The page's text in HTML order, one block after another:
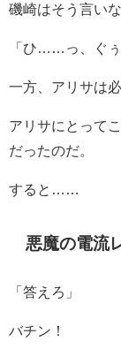
磯崎はそう言い
「ひ……っ、ぐ
一方、アリサは
アリサにとって
だったのだ。
すると……
悪魔の電流
「答えろ」
バチン！